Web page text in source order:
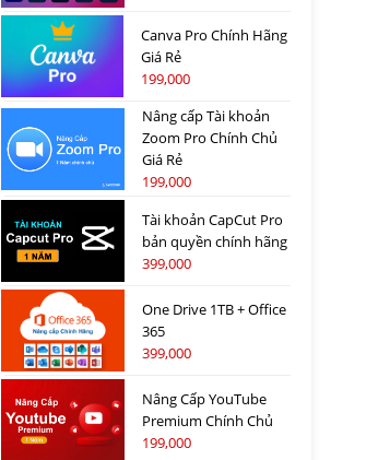
Canva Pro Chính Hãng
Giá Rẻ
199,000
Nâng cấp Tài khoản
Zoom Pro Chính Chủ
Giá Rẻ
199,000
Tài khoản CapCut Pro
bản quyền chính hãng
399,000
One Drive 1TB + Office
365
399,000
Nâng Cấp YouTube
Premium Chính Chủ
199,000